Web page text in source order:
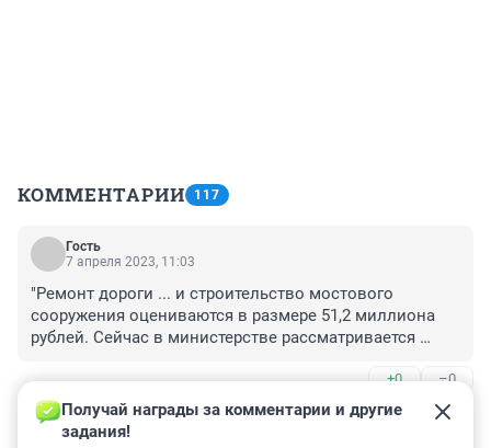
КОММЕНТАРИИ 117
Гость
7 апреля 2023, 11:03
"Ремонт дороги ... и строительство мостового
сооружения оцениваются в размере 51,2 миллиона
рублей. Сейчас в министерстве рассматривается
муниципалитету на эти цели."
А на переделку органного зала на Алом поле в
культовое здание выделили 800 млн и еще 400
+0 –0
Гость
6 апреля 2023, 11:43
Получай награды за комментарии и другие
задания!